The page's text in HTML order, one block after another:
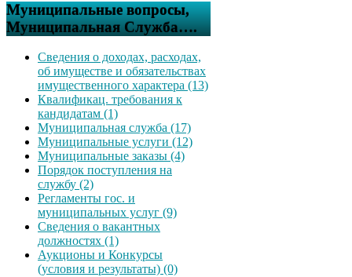
Муниципальные вопросы,
Муниципальная Служба….
Сведения о доходах, расходах,
об имуществе и обязательствах
имущественного характера (13)
Квалификац. требования к
кандидатам (1)
Муниципальная служба (17)
Муниципальные услуги (12)
Муниципальные заказы (4)
Порядок поступления на
службу (2)
Регламенты гос. и
муниципальных услуг (9)
Сведения о вакантных
должностях (1)
Аукционы и Конкурсы
(условия и результаты) (0)